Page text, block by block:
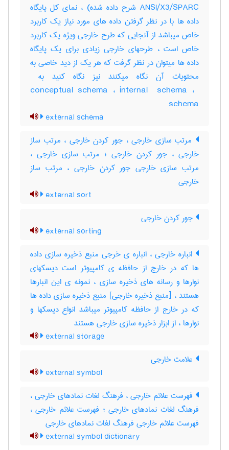
ANSI/X3/SPARC شرح داده شده) ، نمای کل پایگاه
داده ها با در نظر گرفتن داده های مورد نیاز یک کاربرد
خاص میباشد از آنجایی که طرح خارجی ویژه یک کاربرد
خاص است ، طرحهای خارجی زیادی برای یک پایگاه
داده ها میتوان در نظر گرفت که هر یک از دید خاصی به
conceptual schema ، ‎internal ‎ schema ، ‎
schema
external schema
مرتب سازی خارجی ، جور کردن خارجی ، مرتب ساز
خارجی ، جور کردن خارجی ؛ مرتب سازی خارجی ،
مرتب سازی خارجی جور کردن خارجی ، مرتب ‌ساز
خارجی
external sort
جور کردن خارجی
external sorting
انباره خارجی ، انباره ی خرجی منبع ذخیره سازی داده
ها که در خارج از حافظه ی کامپیوتر است دیسکهای
نوارها و رسانه های ذخیره سازی ، نمونه ی این انبارها
هستند ، [منبع ذخیره خارجی] منبع ذخیره سازی داده ها
که در خارج از حافظه کامپیوتر میباشد انواع دیسکها و
نوارها ، از ابزار ذخیره سازی خارجی هستند
external storage
علامت خارجی
external symbol
فهرست علائم خارجی ، فرهنگ لغات نمادهای خارجی ،
فرهنگ لغات نمادهای خارجی ؛ فهرست علائم خارجی ،
فهرست علائم خارجی فرهنگ لغات نمادهای خارجی
external symbol dictionary